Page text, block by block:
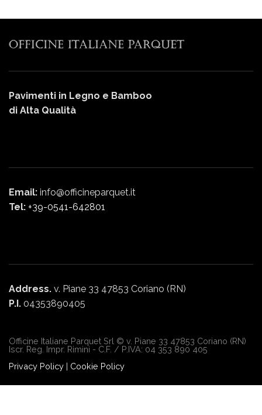
Pavimenti in Legno e Bamboo
di Alta Qualità
Email: info@officineparquet.it
Tel: +39-0541-642801
Address. v. Piane 33 47853 Coriano (RN)
P.I. 04353890405
Officine Italiane Parquet Srl © v. Piane 33 47853 Coriano (RN)
Iscr. Reg. Impr. Rimini - C.F. / P.IVA: 04 353 890 405
Privacy Policy | Cookie Policy